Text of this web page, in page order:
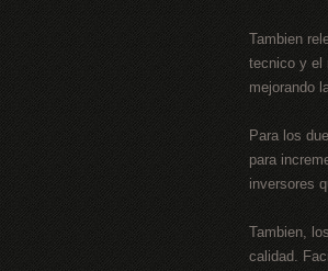
Tambien
tecnico y el
mejorando
Para los
para
inversores
Tambien,
calidad.